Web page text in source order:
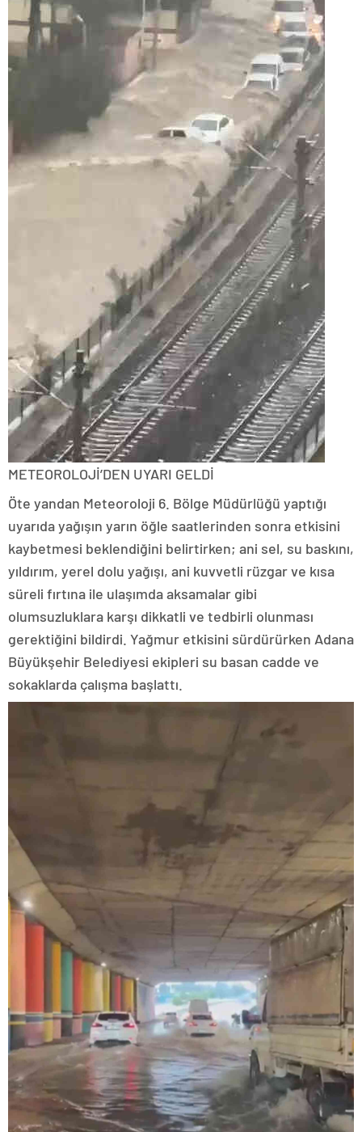
METEOROLOJİ’DEN UYARI GELDİ
Öte yandan Meteoroloji 6. Bölge Müdürlüğü yaptığı
uyarıda yağışın yarın öğle saatlerinden sonra etkisini
kaybetmesi beklendiğini belirtirken; ani sel, su baskını,
yıldırım, yerel dolu yağışı, ani kuvvetli rüzgar ve kısa
süreli fırtına ile ulaşımda aksamalar gibi
olumsuzluklara karşı dikkatli ve tedbirli olunması
gerektiğini bildirdi. Yağmur etkisini sürdürürken Adana
Büyükşehir Belediyesi ekipleri su basan cadde ve
sokaklarda çalışma başlattı.